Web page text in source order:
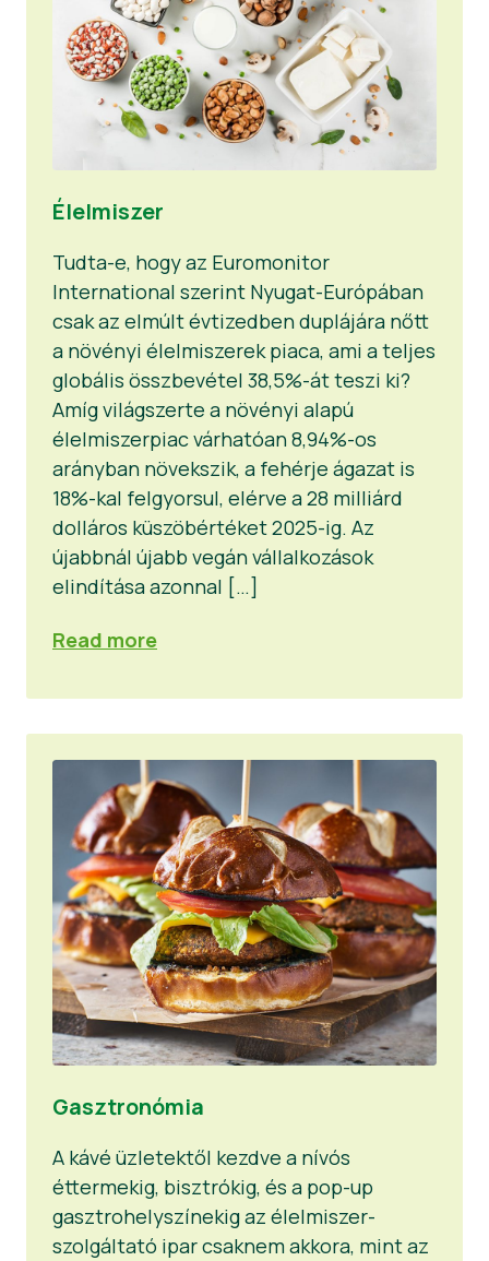
Élelmiszer
Tudta-e, hogy az Euromonitor
International szerint Nyugat-Európában
csak az elmúlt évtizedben duplájára nőtt
a növényi élelmiszerek piaca, ami a teljes
globális összbevétel 38,5%-át teszi ki?
Amíg világszerte a növényi alapú
élelmiszerpiac várhatóan 8,94%-os
arányban növekszik, a fehérje ágazat is
18%-kal felgyorsul, elérve a 28 milliárd
dolláros küszöbértéket 2025-ig. Az
újabbnál újabb vegán vállalkozások
elindítása azonnal […]
Read more
Gasztronómia
A kávé üzletektől kezdve a nívós
éttermekig, bisztrókig, és a pop-up
gasztrohelyszínekig az élelmiszer-
szolgáltató ipar csaknem akkora, mint az